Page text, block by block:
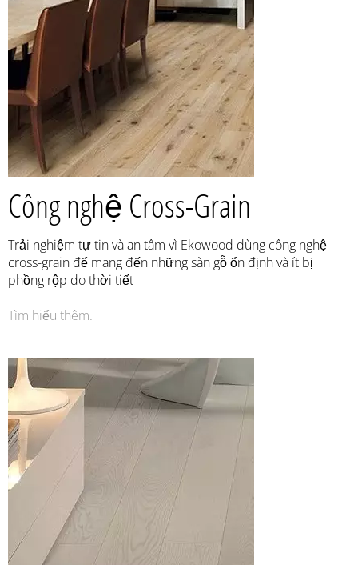
Công nghệ Cross-Grain
Trải nghiệm tự tin và an tâm vì Ekowood dùng công nghệ
cross-grain để mang đến những sàn gỗ ổn định và ít bị
phồng rộp do thời tiết
Tìm hiểu thêm.